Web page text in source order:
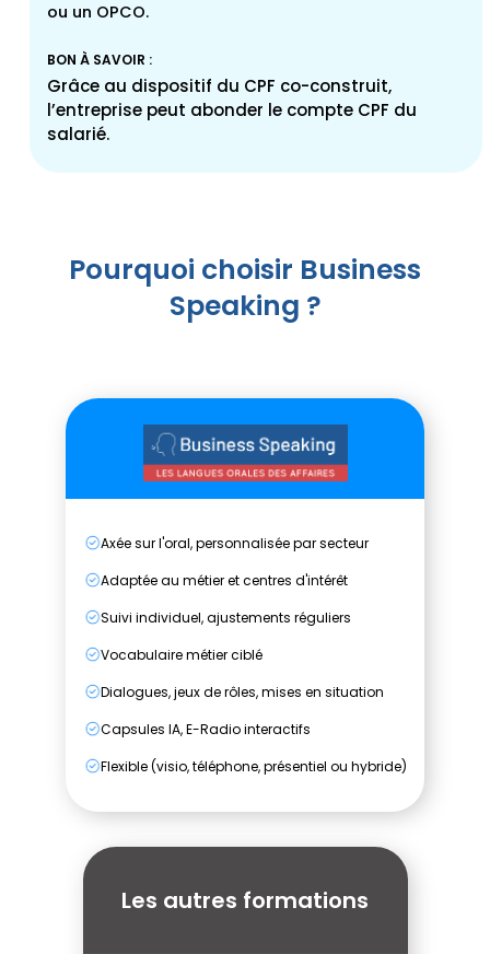
ou un OPCO.
BON À SAVOIR :
Grâce au dispositif du CPF co-construit,
l’entreprise peut abonder le compte CPF du
salarié.
Pourquoi choisir Business
Speaking ?
Les autres formations
Axée sur l'oral, personnalisée par secteur
Adaptée au métier et centres d'intérêt
Suivi individuel, ajustements réguliers
Vocabulaire métier ciblé
Dialogues, jeux de rôles, mises en situation
Capsules IA, E-Radio interactifs
Flexible (visio, téléphone, présentiel ou hybride)